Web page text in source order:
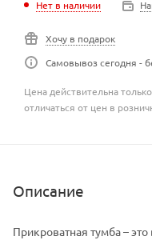
Нет в наличии
Хочу в подарок
Самовывоз сегодня -
Цена действительна
отличаться от цен в
Описание
Прикроватная тумба –